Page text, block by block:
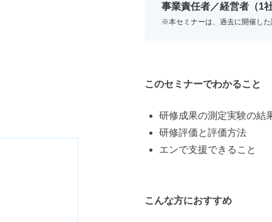
事業責任者／経営者（1
※本セミナーは、過去に開催し
このセミナーでわかること
研修成果の測定実験の結
研修評価と評価方法
エンで支援できること
こんな方におすすめ